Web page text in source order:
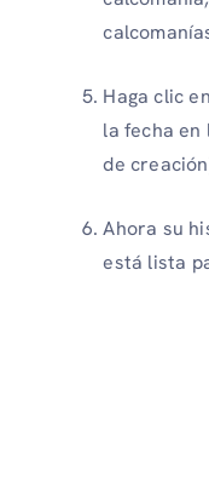
Haga clic
la fecha en
de
Ahora su
está lista